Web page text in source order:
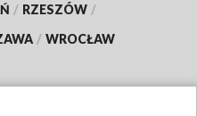
/ RZESZÓW /
/ WROCŁAW